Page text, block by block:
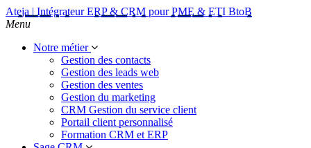
Ateja | Intégrateur ERP & CRM pour PME & ETI BtoB
Menu
Notre métier
Gestion des contacts
Gestion des leads web
Gestion des ventes
Gestion du marketing
CRM Gestion du service client
Portail client personnalisé
Formation CRM et ERP